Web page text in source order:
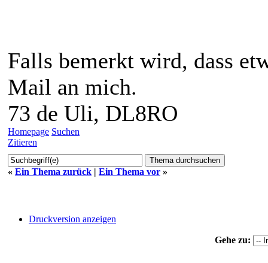
Falls bemerkt wird, dass
Mail an mich.
73 de Uli, DL8RO
Homepage Suchen
Zitieren
« Ein Thema zurück | Ein Thema vor »
Druckversion anzeigen
Gehe zu: